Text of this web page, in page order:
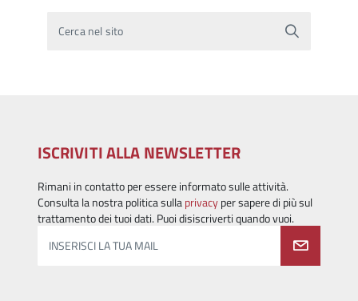
Cerca nel sito
ISCRIVITI ALLA NEWSLETTER
Rimani in contatto per essere informato sulle attività.
Consulta la nostra politica sullaprivacyper sapere di più sul
trattamento dei tuoi dati. Puoi disiscriverti quando vuoi.
INSERISCI LA TUA MAIL